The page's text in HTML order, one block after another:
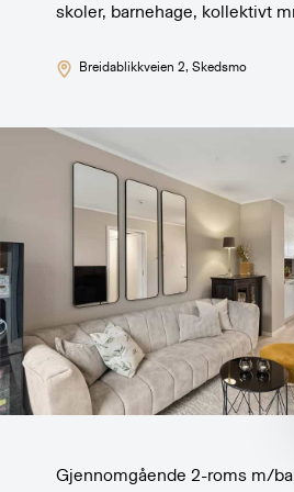
skoler, barnehage, kollektivt
Breidablikkveien 2, Skedsmo
Gjennomgående 2-roms m/